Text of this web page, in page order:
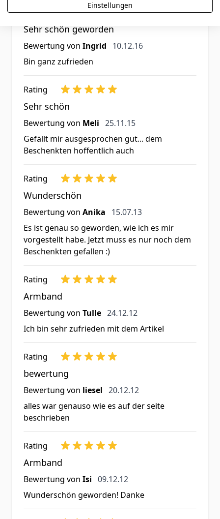
Rating
Sehr schön geworden
Bewertung von Ingrid 10. Dezember 2016
10.12.16
Bin ganz zufrieden
Rating
Sehr schön
Bewertung von Meli 25. November 2015
25.11.15
Gefällt mir ausgesprochen gut... dem
Beschenkten hoffentlich auch
Rating
Wunderschön
Bewertung von Anika 15. Juli 2013
15.07.13
Es ist genau so geworden, wie ich es mir
vorgestellt habe. Jetzt muss es nur noch dem
Beschenkten gefallen :)
Rating
Armband
Bewertung von Tulle 24. Dezember 2012
24.12.12
Ich bin sehr zufrieden mit dem Artikel
Rating
bewertung
Bewertung von liesel 20. Dezember 2012
20.12.12
alles war genauso wie es auf der seite
beschrieben
Rating
Armband
Bewertung von Isi 9. Dezember 2012
09.12.12
Wunderschön geworden! Danke
Einstellungen